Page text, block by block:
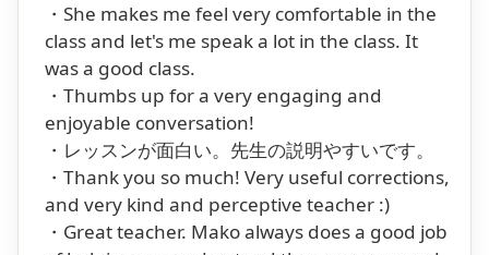
・She makes me feel very comfortable in the
class and let's me speak a lot in the class. It
was a good class.
・Thumbs up for a very engaging and
enjoyable conversation!
・レッスンが面白い。先生の説明やすいです。
・Thank you so much! Very useful corrections,
and very kind and perceptive teacher :)
・Great teacher. Mako always does a good job